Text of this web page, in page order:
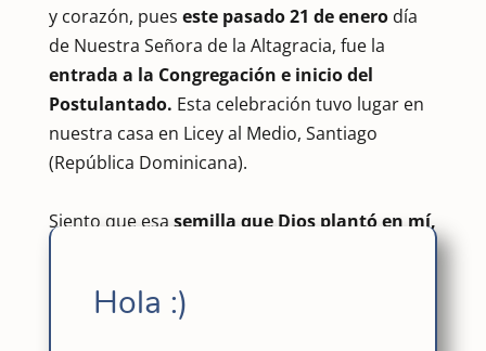
y corazón, pues este pasado 21 de enerodía
de Nuestra Señora de la Altagracia, fue la
entrada a la Congregación e inicio del
Postulantado. Esta celebración tuvo lugar en
nuestra casa en Licey al Medio, Santiago
(República Dominicana).
Siento que esa semilla que Dios plantó en mí,
amor firme, en un amor fiel.
Hola :)